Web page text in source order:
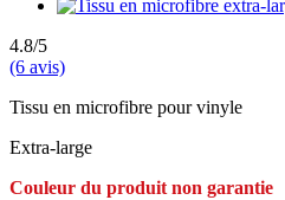
4.8/5
(6 avis)
Tissu en microfibre pour vinyle
Extra-large
Couleur du produit non garantie